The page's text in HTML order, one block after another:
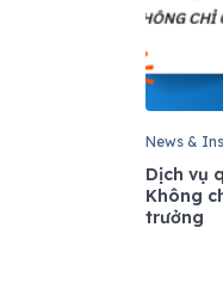
News &
Dịch vụ
Không
trưởng